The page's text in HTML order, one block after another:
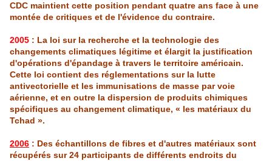
CDC maintient cette position pendant quatre ans face à une
montée de critiques et de l'évidence du contraire.
2005 : La loi sur la recherche et la technologie des
changements climatiques légitime et élargit la justification
d'opérations d'épandage à travers le territoire américain.
Cette loi contient des réglementations sur la lutte
antivectorielle et les immunisations de masse par voie
aérienne, et en outre la dispersion de produits chimiques
spécifiques au changement climatique, « les matériaux du
Tchad ».
2006 : Des échantillons de fibres et d'autres matériaux sont
récupérés sur 24 participants de différents endroits du